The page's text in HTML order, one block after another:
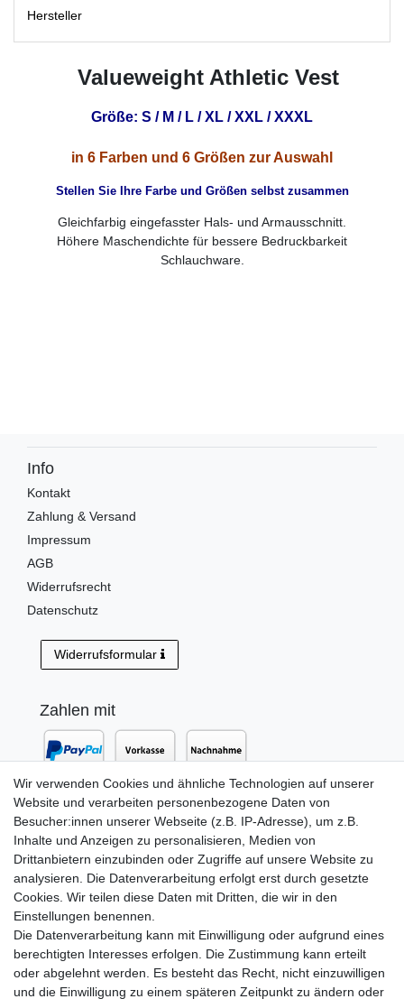
Hersteller
Valueweight Athletic Vest
Größe: S / M / L / XL / XXL / XXXL
in 6 Farben und 6 Größen zur Auswahl
Stellen Sie Ihre Farbe und Größen selbst zusammen
Gleichfarbig eingefasster Hals- und Armausschnitt.
Höhere Maschendichte für bessere Bedruckbarkeit
Schlauchware.
Info
Kontakt
Zahlung & Versand
Impressum
AGB
Widerrufsrecht
Datenschutz
Widerrufsformular
Zahlen mit
Versand mit
Newsletter Anmeldung
Wir verwenden Cookies und ähnliche Technologien auf unserer
Website und verarbeiten personenbezogene Daten von
Besucher:innen unserer Webseite (z.B. IP-Adresse), um z.B.
Inhalte und Anzeigen zu personalisieren, Medien von
Drittanbietern einzubinden oder Zugriffe auf unsere Website zu
analysieren. Die Datenverarbeitung erfolgt erst durch gesetzte
Cookies. Wir teilen diese Daten mit Dritten, die wir in den
Einstellungen benennen.
Die Datenverarbeitung kann mit Einwilligung oder aufgrund eines
berechtigten Interesses erfolgen. Die Zustimmung kann erteilt
oder abgelehnt werden. Es besteht das Recht, nicht einzuwilligen
und die Einwilligung zu einem späteren Zeitpunkt zu ändern oder